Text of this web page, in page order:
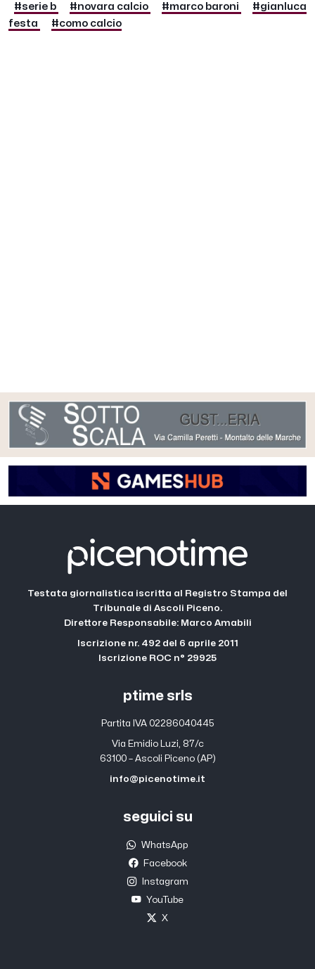
#serie b #novara calcio #marco baroni
#gianluca
festa
#como calcio
Testata giornalistica iscritta al Registro Stampa del
Tribunale di Ascoli Piceno.
Direttore Responsabile: Marco Amabili
Iscrizione nr. 492 del 6 aprile 2011
Iscrizione ROC n° 29925
ptime srls
Partita IVA 02286040445
Via Emidio Luzi, 87/c
63100 – Ascoli Piceno (AP)
info@picenotime.it
seguici su
WhatsApp
Facebook
Instagram
YouTube
X